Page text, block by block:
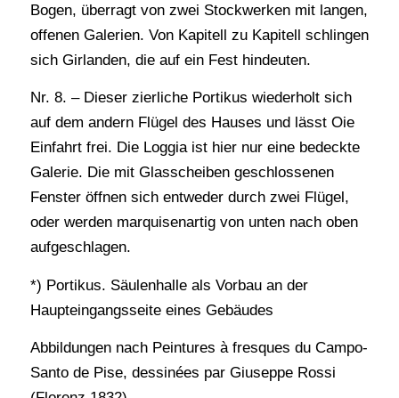
Bogen, überragt von zwei Stockwerken mit langen,
offenen Galerien. Von Kapitell zu Kapitell schlingen
sich Girlanden, die auf ein Fest hindeuten.
Nr. 8. – Dieser zierliche Portikus wiederholt sich
auf dem andern Flügel des Hauses und lässt Oie
Einfahrt frei. Die Loggia ist hier nur eine bedeckte
Galerie. Die mit Glasscheiben geschlossenen
Fenster öffnen sich entweder durch zwei Flügel,
oder werden marquisenartig von unten nach oben
aufgeschlagen.
*) Portikus. Säulenhalle als Vorbau an der
Haupteingangsseite eines Gebäudes
Abbildungen nach Peintures à fresques du Campo-
Santo de Pise, dessinées par Giuseppe Rossi